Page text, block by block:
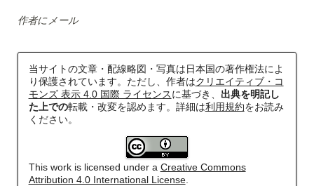
作者にメール
当サイトの文章・配線略図・写真は日本国の著作権法によ
り保護されています。ただし、作者はクリエイティブ・コ
モンズ 表示 4.0 国際 ライセンスに基づき、 出典を明記し
た上での転載・改変を認めます。詳細は利用規約をお読み
ください。
This work is licensed under a Creative Commons
Attribution 4.0 International License.